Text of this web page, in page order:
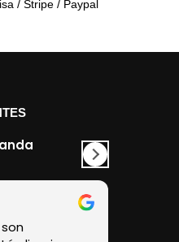
/ Stripe / Paypal